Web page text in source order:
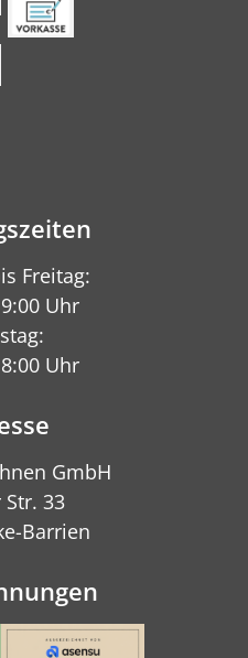
Freitag:
Uhr
Uhr
GmbH
33
Barrien